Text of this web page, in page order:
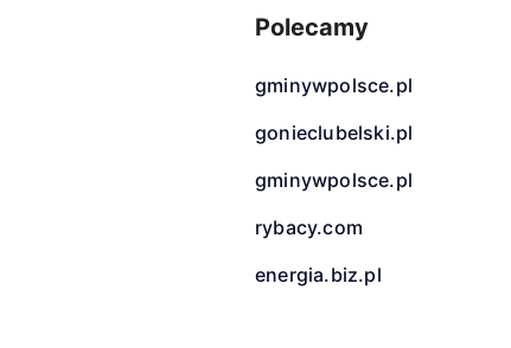
Polecamy
gminywpolsce.pl
gonieclubelski.pl
gminywpolsce.pl
rybacy.com
energia.biz.pl